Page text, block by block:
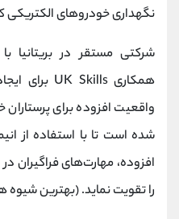
نگهداری خودروهای الکتریکی
واقعیت افزوده برای
شده است تا با استفاده از
افزوده، مهارت‌های فراگیران
را تقویت نماید. (بهترین شیوه